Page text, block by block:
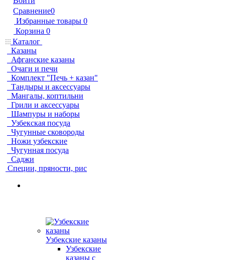
Сравнение0
Избранные товары 0
Корзина 0
Каталог
Казаны
Афганские казаны
Очаги и печи
Комплект "Печь + казан"
Тандыры и аксессуары
Мангалы, коптильни
Грили и аксессуары
Шампуры и наборы
Узбекская посуда
Чугунные сковороды
Ножи узбекские
Чугунная посуда
Саджи
Специи, пряности, рис
Узбекские казаны
Узбекские
казаны с